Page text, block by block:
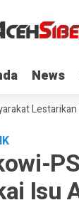
News
News
Budaya
Isu